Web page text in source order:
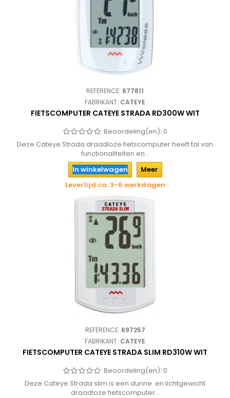
REFERENCE: 677811
FABRIKANT: CATEYE
FIETSCOMPUTER CATEYE STRADA RD300W WIT
Beoordeling(en): 0
Deze Cateye Strada draadloze fietscomputer heeft tal van
functionaliteiten en...
In winkelwagen
Meer
Levertijd ca. 3-6 werkdagen
REFERENCE: 697257
FABRIKANT: CATEYE
FIETSCOMPUTER CATEYE STRADA SLIM RD310W WIT
Beoordeling(en): 0
Deze Cateye Strada slim is een dunne en lichtgewicht
draadloze fietscomputer...